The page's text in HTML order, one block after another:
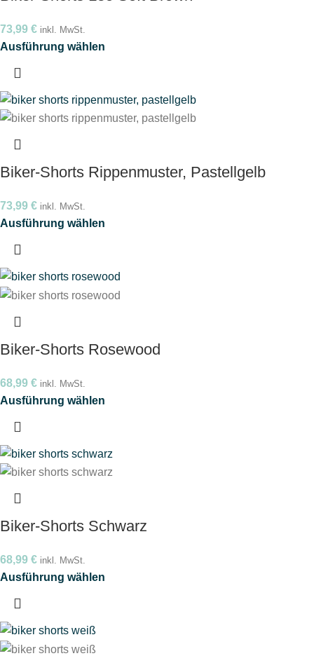
73,99 € inkl. MwSt.
Ausführung wählen
Biker-Shorts Rippenmuster, Pastellgelb
73,99 € inkl. MwSt.
Ausführung wählen
Biker-Shorts Rosewood
68,99 € inkl. MwSt.
Ausführung wählen
Biker-Shorts Schwarz
68,99 € inkl. MwSt.
Ausführung wählen